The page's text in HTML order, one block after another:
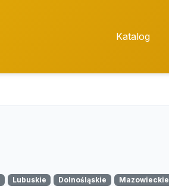
Katalog
Lubuskie Dolnośląskie Mazowieckie